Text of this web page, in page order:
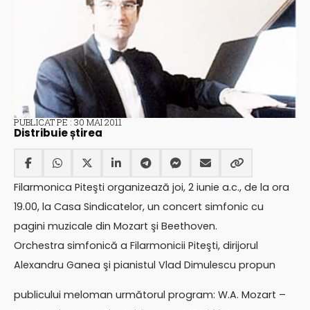
PUBLICAT PE : 30 MAI 2011
Distribuie știrea
Filarmonica Piteşti organizează joi, 2 iunie a.c., de la ora
19.00, la Casa Sindicatelor, un concert simfonic cu
pagini muzicale din Mozart şi Beethoven.
Orchestra simfonică a Filarmonicii Piteşti, dirijorul
Alexandru Ganea şi pianistul Vlad Dimulescu propun
publicului meloman următorul program: W.A. Mozart –